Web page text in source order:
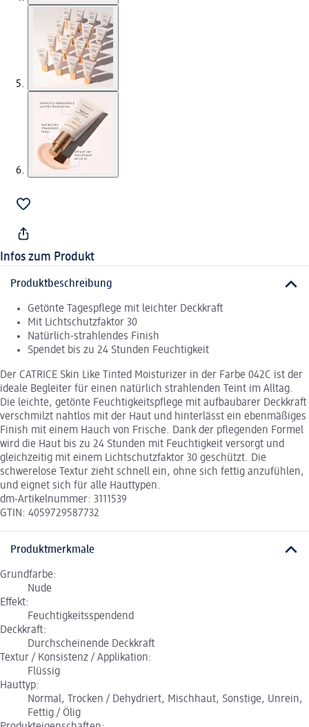
Infos zum Produkt
Produktbeschreibung
Getönte Tagespflege mit leichter Deckkraft
Mit Lichtschutzfaktor 30
Natürlich-strahlendes Finish
Spendet bis zu 24 Stunden Feuchtigkeit
Der CATRICE Skin Like Tinted Moisturizer in der Farbe 042C ist der
ideale Begleiter für einen natürlich strahlenden Teint im Alltag.
Die leichte, getönte Feuchtigkeitspflege mit aufbaubarer Deckkraft
verschmilzt nahtlos mit der Haut und hinterlässt ein ebenmäßiges
Finish mit einem Hauch von Frische. Dank der pflegenden Formel
wird die Haut bis zu 24 Stunden mit Feuchtigkeit versorgt und
gleichzeitig mit einem Lichtschutzfaktor 30 geschützt. Die
schwerelose Textur zieht schnell ein, ohne sich fettig anzufühlen,
und eignet sich für alle Hauttypen.
dm-Artikelnummer: 3111539
GTIN: 4059729587732
Produktmerkmale
Grundfarbe:
Nude
Effekt:
Feuchtigkeitsspendend
Deckkraft:
Durchscheinende Deckkraft
Textur / Konsistenz / Applikation:
Flüssig
Hauttyp:
Normal, Trocken / Dehydriert, Mischhaut, Sonstige, Unrein,
Fettig / Ölig